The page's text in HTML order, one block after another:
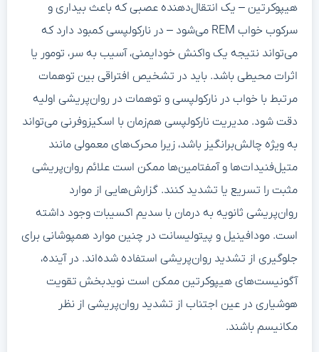
هیپوکرتین – یک انتقال‌دهنده عصبی که باعث بیداری و
سرکوب خواب REM می‌شود – در نارکولپسی کمبود دارد که
می‌تواند نتیجه یک واکنش خودایمنی، آسیب به سر، تومور یا
اثرات محیطی باشد. باید در تشخیص افتراقی بین توهمات
مرتبط با خواب در نارکولپسی و توهمات در روان‌پریشی اولیه
دقت شود. مدیریت نارکولپسی هم‌زمان با اسکیزوفرنی می‌تواند
به ویژه چالش‌برانگیز باشد، زیرا محرک‌های معمولی مانند
متیل‌فنیدات‌ها و آمفتامین‌ها ممکن است علائم روان‌پریشی
مثبت را تسریع یا تشدید کنند. گزارش‌هایی از موارد
روان‌پریشی ثانویه به درمان با سدیم اکسیبات وجود داشته
است. مودافینیل و پیتولیسانت در چنین موارد همپوشانی برای
جلوگیری از تشدید روان‌پریشی استفاده شده‌اند. در آینده،
آگونیست‌های هیپوکرتین ممکن است نویدبخش تقویت
هوشیاری در عین اجتناب از تشدید روان‌پریشی از نظر
مکانیسم باشند.